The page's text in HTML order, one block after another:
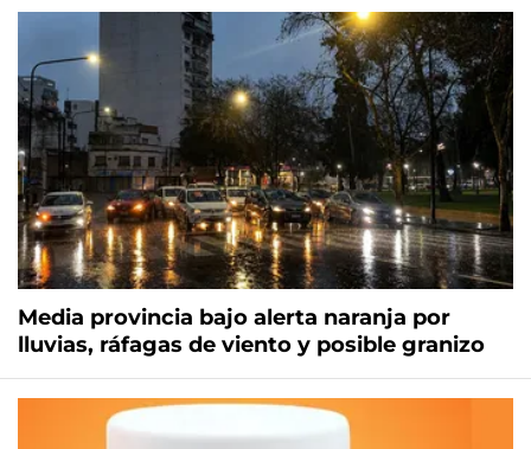
Media provincia bajo alerta naranja por
lluvias, ráfagas de viento y posible granizo